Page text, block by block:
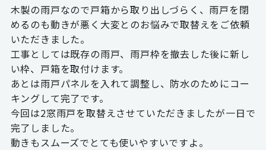
木製の雨戸なので戸箱から取り出しづらく、雨戸を閉
めるのも動きが悪く大変とのお悩みで取替えをご依頼
いただきました。
工事としては既存の雨戸、雨戸枠を撤去した後に新し
い枠、戸箱を取付けます。
あとは雨戸パネルを入れて調整し、防水のためにコー
キングして完了です。
今回は2窓雨戸を取替えさせていただきましたが一日で
完了しました。
動きもスムーズでとても使いやすいですよ。